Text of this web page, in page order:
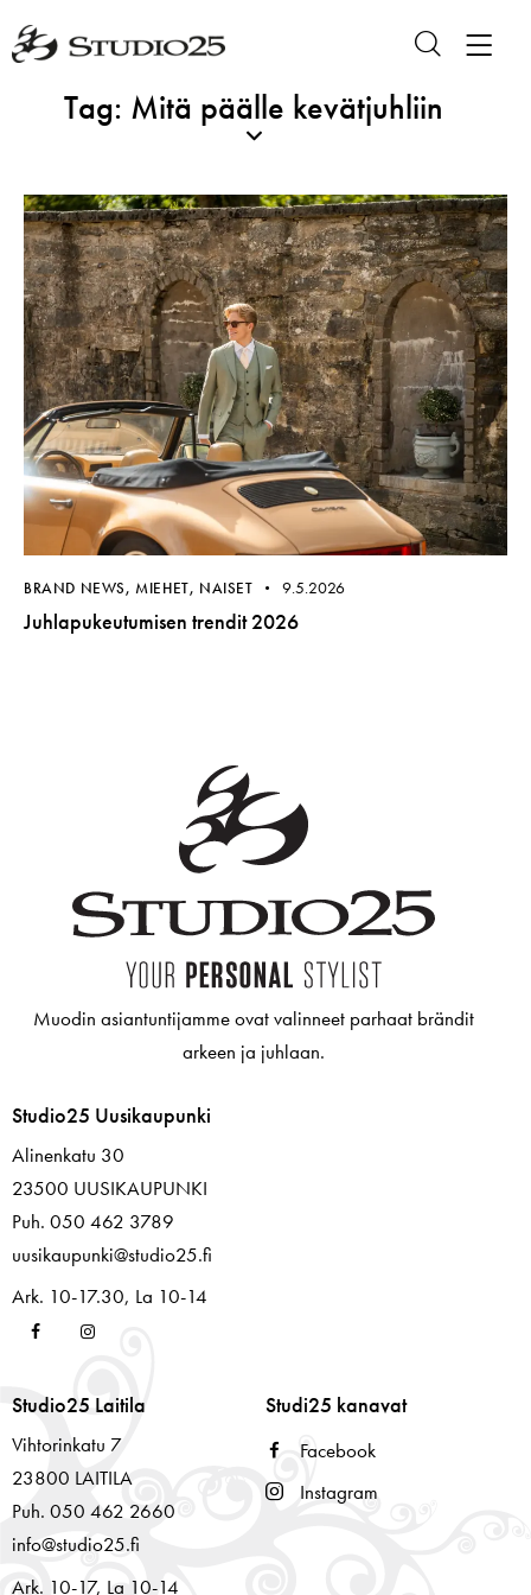
Tag: Mitä päälle kevätjuhliin
BRAND NEWS,MIEHET, NAISET 9.5.2026
Juhlapukeutumisen trendit 2026
Muodin asiantuntijamme ovat valinneet parhaat brändit
arkeen ja juhlaan.
Studio25 Uusikaupunki
Alinenkatu 30
23500 UUSIKAUPUNKI
Puh. 050 462 3789
uusikaupunki@studio25.fi
Ark. 10-17.30, La 10-14
Studio25 Laitila
Vihtorinkatu 7
23800 LAITILA
Puh. 050 462 2660
info@studio25.fi
Ark. 10-17, La 10-14
Studi25 kanavat
Facebook
Instagram